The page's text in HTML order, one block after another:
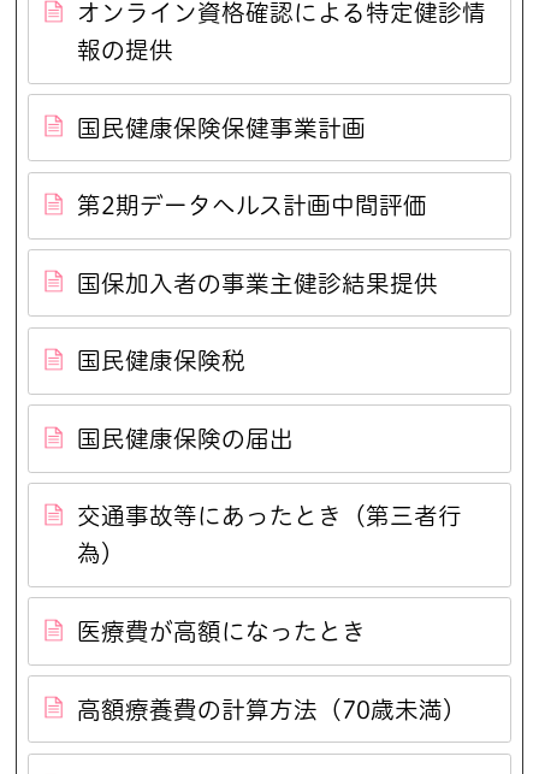
オンライン資格確認による特定健診情
報の提供
国民健康保険保健事業計画
第2期データヘルス計画中間評価
国保加入者の事業主健診結果提供
国民健康保険税
国民健康保険の届出
交通事故等にあったとき（第三者行
為）
医療費が高額になったとき
高額療養費の計算方法（70歳未満）